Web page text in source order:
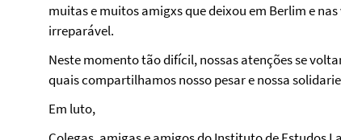
muitas e muitos amigxs que deixou em Berlim e
irreparável.
Neste momento tão difícil, nossas atenções se
quais compartilhamos nosso pesar e nossa
Em luto,